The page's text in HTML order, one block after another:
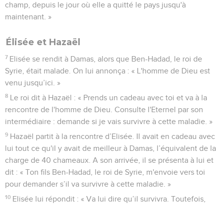
champ, depuis le jour où elle a quitté le pays jusqu'à
maintenant. »
Élisée et Hazaël
7 Elisée se rendit à Damas, alors que Ben-Hadad, le roi de
Syrie, était malade. On lui annonça : « L'homme de Dieu est
venu jusqu’ici. »
8 Le roi dit à Hazaël : « Prends un cadeau avec toi et va à la
rencontre de l'homme de Dieu. Consulte l'Eternel par son
intermédiaire : demande si je vais survivre à cette maladie. »
9 Hazaël partit à la rencontre d’Elisée. Il avait en cadeau avec
lui tout ce qu'il y avait de meilleur à Damas, l’équivalent de la
charge de 40 chameaux. A son arrivée, il se présenta à lui et
dit : « Ton fils Ben-Hadad, le roi de Syrie, m'envoie vers toi
pour demander s’il va survivre à cette maladie. »
10 Elisée lui répondit : « Va lui dire qu’il survivra. Toutefois,